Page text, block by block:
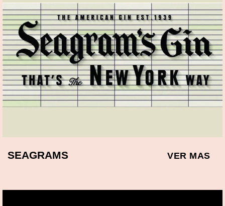
SEAGRAMS VER MAS